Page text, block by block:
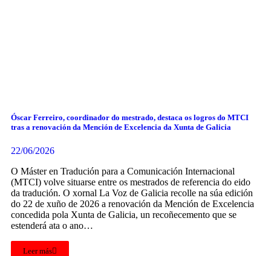
Óscar Ferreiro, coordinador do mestrado, destaca os logros do MTCI
tras a renovación da Mención de Excelencia da Xunta de Galicia
22/06/2026
O Máster en Tradución para a Comunicación Internacional
(MTCI) volve situarse entre os mestrados de referencia do eido
da tradución. O xornal La Voz de Galicia recolle na súa edición
do 22 de xuño de 2026 a renovación da Mención de Excelencia
concedida pola Xunta de Galicia, un recoñecemento que se
estenderá ata o ano…
Leer más